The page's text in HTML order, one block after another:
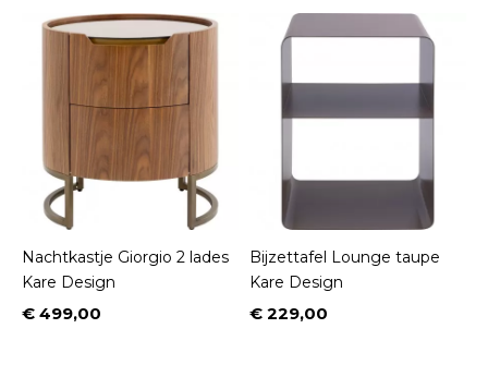
Nachtkastje Giorgio 2 lades
Kare Design
Prijs
€ 499,00
Bijzettafel Lounge taupe
Kare Design
Prijs
€ 229,00